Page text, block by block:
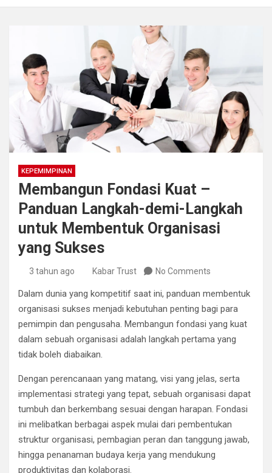
KEPEMIMPINAN
Membangun Fondasi Kuat –
Panduan Langkah-demi-Langkah
untuk Membentuk Organisasi
yang Sukses
3 tahun ago Kabar Trust No Comments
Dalam dunia yang kompetitif saat ini, panduan membentuk
organisasi sukses menjadi kebutuhan penting bagi para
pemimpin dan pengusaha. Membangun fondasi yang kuat
dalam sebuah organisasi adalah langkah pertama yang
tidak boleh diabaikan.
Dengan perencanaan yang matang, visi yang jelas, serta
implementasi strategi yang tepat, sebuah organisasi dapat
tumbuh dan berkembang sesuai dengan harapan. Fondasi
ini melibatkan berbagai aspek mulai dari pembentukan
struktur organisasi, pembagian peran dan tanggung jawab,
hingga penanaman budaya kerja yang mendukung
produktivitas dan kolaborasi.